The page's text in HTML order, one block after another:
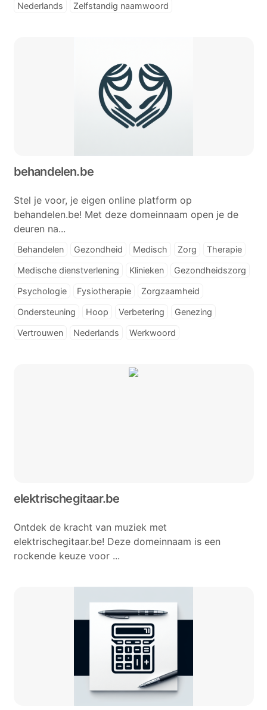
Nederlands Zelfstandig naamwoord
behandelen.be
Stel je voor, je eigen online platform op
behandelen.be! Met deze domeinnaam open je de
deuren na...
Behandelen Gezondheid Medisch Zorg Therapie
Medische dienstverlening Klinieken Gezondheidszorg
Psychologie Fysiotherapie Zorgzaamheid
Ondersteuning Hoop Verbetering Genezing
Vertrouwen Nederlands Werkwoord
elektrischegitaar.be
Ontdek de kracht van muziek met
elektrischegitaar.be! Deze domeinnaam is een
rockende keuze voor ...